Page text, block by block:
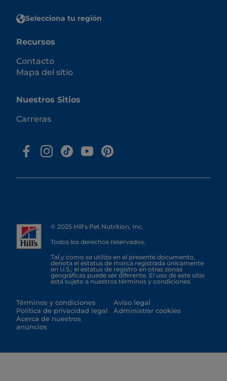
Selecciona tu región
Recursos
Contacto
Mapa del sitio
Nuestros Sitios
Carreras
© 2025 Hill's Pet Nutrition, Inc.
Todos los derechos reservados.
Tal y como se utiliza en el presente documento,
denota el estatus de marca registrada únicamente
en U.S.; el estatus de registro en otras zonas
geográficas puede ser diferente. El uso de este sitio
está sujeto a nuestros términos y condiciones.
Términos y condiciones
Política de privacidad legal
Acerca de nuestros
anuncios
Aviso legal
Administrar cookies